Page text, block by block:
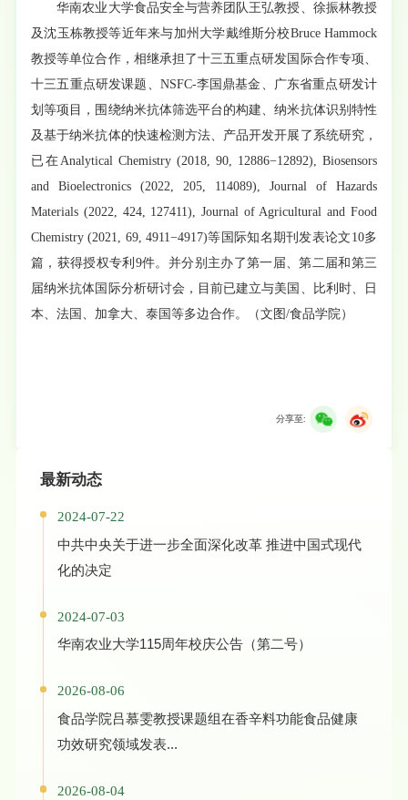
华南农业大学食品安全与营养团队王弘教授、徐振林教授
及沈玉栋教授等近年来与加州大学戴维斯分校Bruce Hammock
教授等单位合作，相继承担了十三五重点研发国际合作专项、
十三五重点研发课题、NSFC-李国鼎基金、广东省重点研发计
划等项目，围绕纳米抗体筛选平台的构建、纳米抗体识别特性
及基于纳米抗体的快速检测方法、产品开发开展了系统研究，
已在Analytical Chemistry (2018, 90, 12886−12892), Biosensors
and Bioelectronics (2022, 205, 114089), Journal of Hazards
Materials (2022, 424, 127411), Journal of Agricultural and Food
Chemistry (2021, 69, 4911−4917)等国际知名期刊发表论文10多
篇，获得授权专利9件。并分别主办了第一届、第二届和第三
届纳米抗体国际分析研讨会，目前已建立与美国、比利时、日
本、法国、加拿大、泰国等多边合作。（文图/食品学院）
分享至:
最新动态
2024-07-22
中共中央关于进一步全面深化改革 推进中国式现代
化的决定
2024-07-03
华南农业大学115周年校庆公告（第二号）
2026-08-06
食品学院吕慕雯教授课题组在香辛料功能食品健康
功效研究领域发表...
2026-08-04